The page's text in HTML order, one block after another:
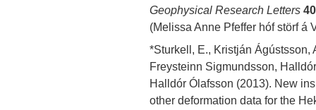
Geophysical Research Letters 40
(Melissa Anne Pfeffer hóf störf á
*Sturkell, E., Kristján Ágústsson,
Freysteinn Sigmundsson,
Halldór Ólafsson (2013). New
other deformation data for the